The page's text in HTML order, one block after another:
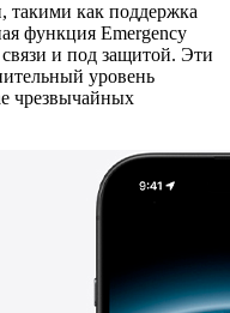
такими как поддержка
функция Emergency
и под защитой. Эти
уровень
чрезвычайных